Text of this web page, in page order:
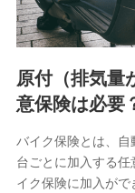
者の関係、保険
料のお支払方法
の構造や築年数
果情報、メール
歴の情報及び保険
送信履歴などの
当社又は株式会
約に関する情報
名、住所、生年月
原付（排気量
意保険は必要
バイク保険とは、自
台ごとに加入する
イク保険に加入がで